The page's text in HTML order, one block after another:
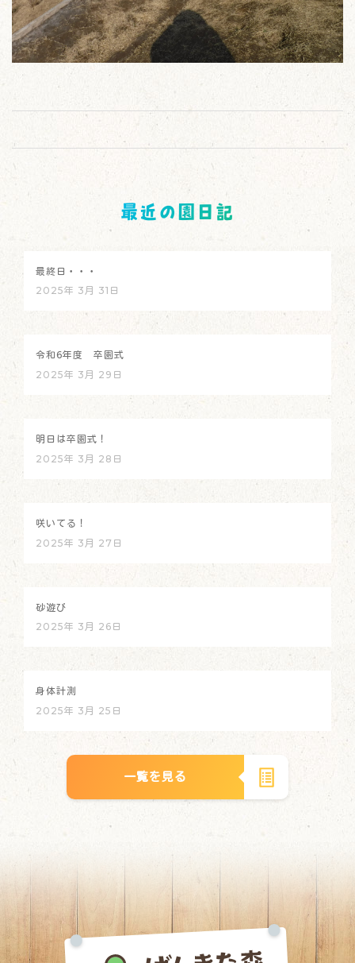
最近の園日記
最終日・・・
2025年 3月 31日
令和6年度 卒園式
2025年 3月 29日
明日は卒園式！
2025年 3月 28日
咲いてる！
2025年 3月 27日
砂遊び
2025年 3月 26日
身体計測
2025年 3月 25日
一覧を見る